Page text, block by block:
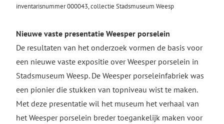
inventarisnummer 000043, collectie Stadsmuseum Weesp
Nieuwe vaste presentatie Weesper porselein
De resultaten van het onderzoek vormen de basis voor
een nieuwe vaste expositie over Weesper porselein in
Stadsmuseum Weesp. De Weesper porseleinfabriek was
een pionier die stukken van topniveau wist te maken.
Met deze presentatie wil het museum het verhaal van
het Weesper porselein breder toegankelijk maken voor